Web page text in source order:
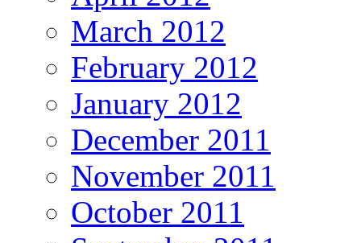
March 2012
February 2012
January 2012
December 2011
November 2011
October 2011